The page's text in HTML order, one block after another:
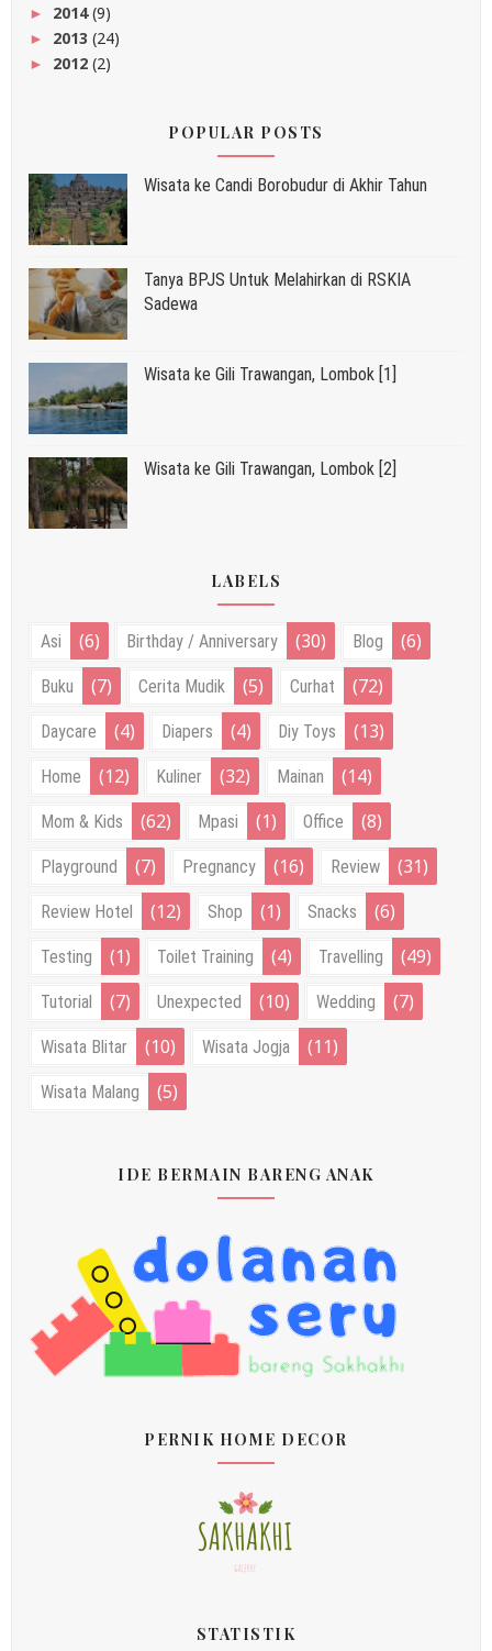
► 2014(9)
► 2013 (24)
► 2012 (2)
POPULAR POSTS
Wisata ke Candi Borobudur di Akhir Tahun
Tanya BPJS Untuk Melahirkan di RSKIA
Sadewa
Wisata ke Gili Trawangan, Lombok [1]
Wisata ke Gili Trawangan, Lombok [2]
LABELS
Asi (6) Birthday / Anniversary (30) Blog (6)
Buku (7) Cerita Mudik (5) Curhat (72)
Daycare (4) Diapers (4) Diy Toys (13)
Home (12) Kuliner (32) Mainan (14)
Mom & Kids (62) Mpasi (1) Office (8)
Playground (7) Pregnancy (16) Review (31)
Review Hotel (12) Shop (1) Snacks (6)
Testing (1) Toilet Training (4) Travelling (49)
Tutorial (7) Unexpected (10) Wedding (7)
Wisata Blitar (10) Wisata Jogja (11)
Wisata Malang (5)
IDE BERMAIN BARENG ANAK
PERNIK HOME DECOR
STATISTIK